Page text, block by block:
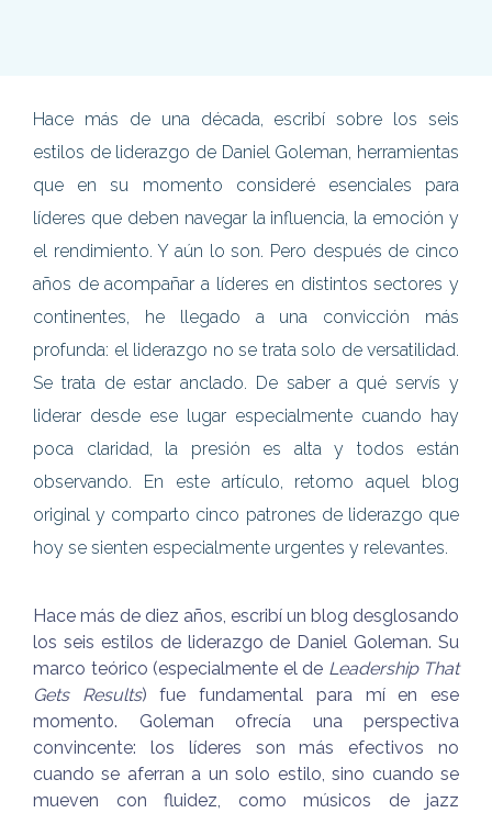
Hace más de una década, escribí sobre los seis
estilos de liderazgo de Daniel Goleman, herramientas
que en su momento consideré esenciales para
líderes que deben navegar la influencia, la emoción y
el rendimiento. Y aún lo son. Pero después de cinco
años de acompañar a líderes en distintos sectores y
continentes, he llegado a una convicción más
profunda: el liderazgo no se trata solo de versatilidad.
Se trata de estar anclado. De saber a qué servís y
liderar desde ese lugar especialmente cuando hay
poca claridad, la presión es alta y todos están
observando. En este artículo, retomo aquel blog
original y comparto cinco patrones de liderazgo que
hoy se sienten especialmente urgentes y relevantes.
Hace más de diez años, escribí un blog desglosando
los seis estilos de liderazgo de Daniel Goleman. Su
marco teórico (especialmente el de Leadership That
Gets Results) fue fundamental para mí en ese
momento. Goleman ofrecía una perspectiva
convincente: los líderes son más efectivos no
cuando se aferran a un solo estilo, sino cuando se
mueven con fluidez, como músicos de jazz